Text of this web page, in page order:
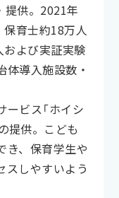
提供。2021年
育士約18万人
よび実証実験
体導入施設数・
ビス「ホイシ
提供。こども
き、保育学生や
スしやすいよう